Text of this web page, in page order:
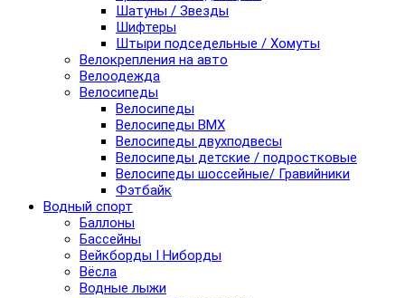
Шатуны / Звезды
Шифтеры
Штыри подседельные / Хомуты
Велокрепления на авто
Велоодежда
Велосипеды
Велосипеды
Велосипеды BMX
Велосипеды двухподвесы
Велосипеды детские / подростковые
Велосипеды шоссейные/ Гравийники
Фэтбайк
Водный спорт
Баллоны
Бассейны
Вейкборды I Ниборды
Вёсла
Водные лыжи